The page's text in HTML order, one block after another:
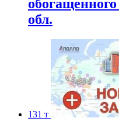
обл.
131 т